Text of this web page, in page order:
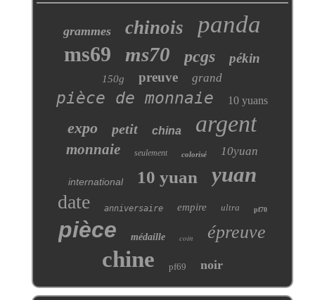
grammes chinois panda
ms69 ms70 pcgs pékin
150g preuve grand
pièce de monnaie 10 yuans
expo petit china argent
monnaie seulement colorisé 10yuan
international 10 yuan yuan
date anniversaire empire ultra pf70
pièce médaille coin épreuve
chine pf69 noir